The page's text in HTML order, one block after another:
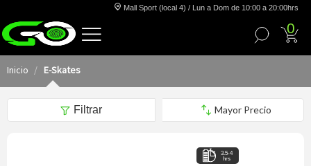
Mall Sport (local 4) / Lun a Dom de 10:00 a 20:00hrs
0
Inicio E-Skates
Filtrar
3.5-4
hrs